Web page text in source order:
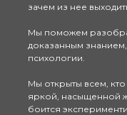
зачем из нее
Мы поможем
доказанным
психологии.
Мы открыты всем,
яркой, насыщенной
боится